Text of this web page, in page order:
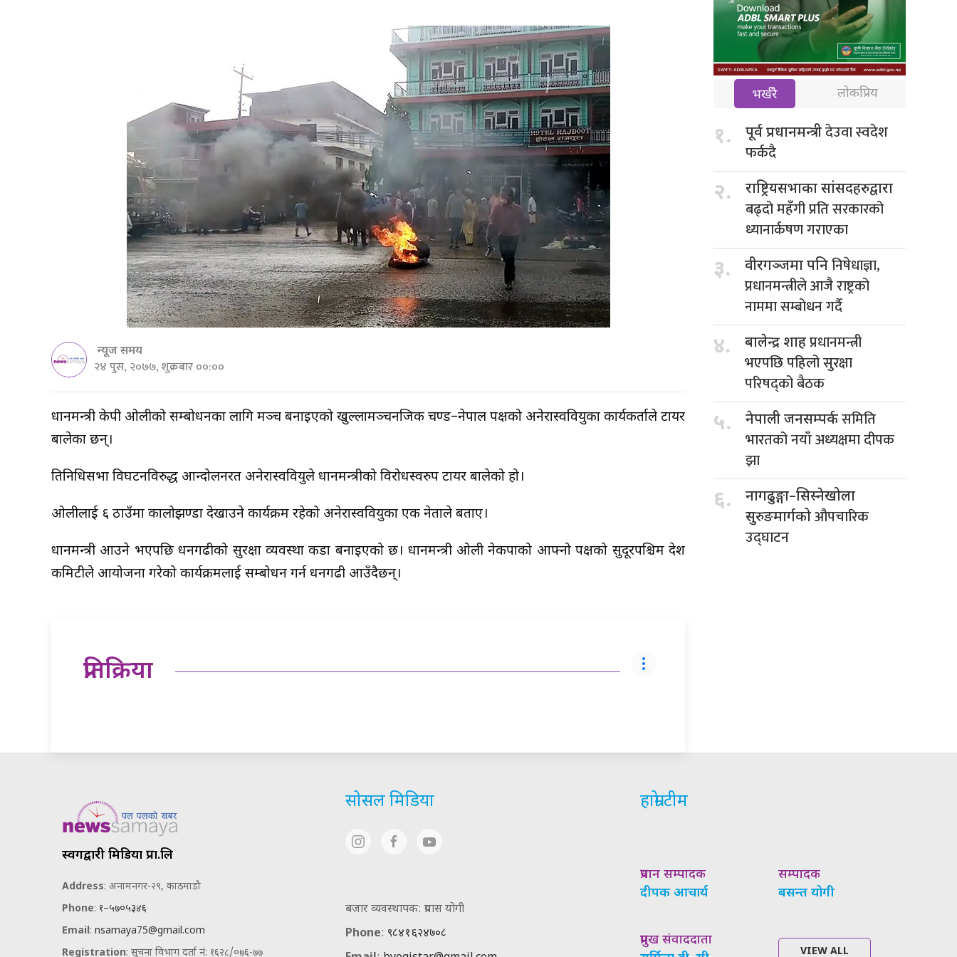
न्यूज समय
२४ पुस, २०७७, शुक्रबार ००:००
प्रधानमन्त्री केपी ओलीको सम्बोधनका लागि मञ्च बनाइएको खुल्लामञ्चनजिक प्रचण्ड–नेपाल पक्षको अनेरास्ववियुका कार्यकर्ताले टायर
बालेका छन्।
प्रतिनिधिसभा विघटनविरुद्ध आन्दोलनरत अनेरास्ववियुले प्रधानमन्त्रीको विरोधस्वरुप टायर बालेको हो।
ओलीलाई ६ ठाउँमा कालोझण्डा देखाउने कार्यक्रम रहेको अनेरास्ववियुका एक नेताले बताए।
प्रधानमन्त्री आउने भएपछि धनगढीको सुरक्षा व्यवस्था कडा बनाइएको छ। प्रधानमन्त्री ओली नेकपाको आफ्नो पक्षको सुदूरपश्चिम प्रदेश
कमिटीले आयोजना गरेको कार्यक्रमलाई सम्बोधन गर्न धनगढी आउँदैछन्।
प्रतिक्रिया
भर्खरै लोकप्रिय
१. पूर्व प्रधानमन्त्रीदेउवा स्वदेश
फर्कदै
२. राष्ट्रियसभाका सांसदहरुद्वारा
बढ्दो महँगी प्रति सरकारको
ध्यानार्कषण गराएका
३. वीरगञ्जमा पनिनिषेधाज्ञा,
प्रधानमन्त्रीले आजै राष्ट्रको
नाममा सम्बोधन गर्दै
४. बालेन्द्र शाहप्रधानमन्त्री
भएपछि पहिलो सुरक्षा
परिषद्को बैठक
५. नेपाली जनसम्पर्कसमिति
भारतको नयाँ अध्यक्षमा दीपक
झा
६.
नागढुङ्गा–सिस्नेखोला
सुरुङमार्गकोऔपचारिक
उद्घाटन
स्वर्गद्वारी मिडिया प्रा.लि
Address: अनामनगर-२९, काठमाडौ
Phone: १–५७०५३४६
Email: nsamaya75@gmail.com
Registration: सूचना विभाग दर्ता नं: १६२८/०७६-७७
सोसल मिडिया
बजार व्यवस्थापक: प्रयास योगी
Phone: ९८४१६२४७०८
हाम्रो टीम
प्रधान सम्पादक
दीपक आचार्य
सम्पादक
बसन्त योगी
प्रमुख संवाददाता
VIEW ALL